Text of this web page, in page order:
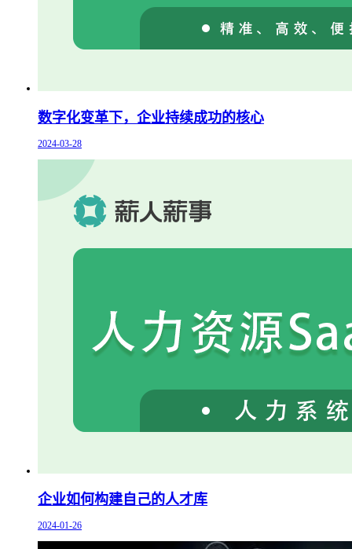
数字化变革下，企业持续成功的核心
2024-03-28
企业如何构建自己的人才库
2024-01-26